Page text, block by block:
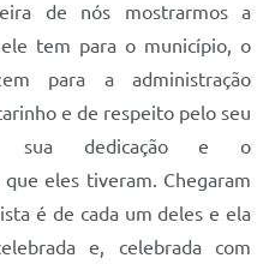
de nós mostrarmos a
tem para o município, o
para a administração
e de respeito pelo seu
sua dedicação e o
eles tiveram. Chegaram
é de cada um deles e ela
e, celebrada com